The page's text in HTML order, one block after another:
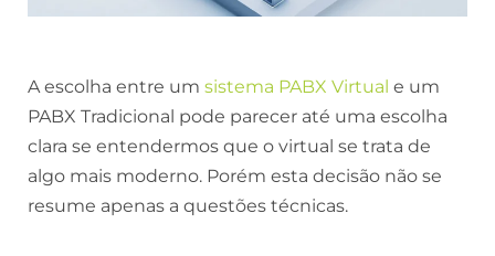
A escolha entre um sistema PABX Virtual e um
PABX Tradicional pode parecer até uma escolha
clara se entendermos que o virtual se trata de
algo mais moderno. Porém esta decisão não se
resume apenas a questões técnicas.